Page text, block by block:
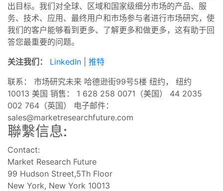
出目标。我们对全球、区域和国家级细分市场的产品、服
务、技术、应用、最终用户和市场参与者进行市场研究，使
我们的客户能够看到更多、了解更多和做更多，这有助于回
答您最重要的问题。
关注我们：
LinkedIn
推特
联系： 市场研究未来 哈德逊街99号5楼 纽约， 纽约
10013 美国 销售： 1 628 258 0071（美国） 44 2035
002 764（英国） 电子邮件：
sales@marketresearchfuture.com
聯繫信息:
Contact:
Market Research Future
99 Hudson Street,5Th Floor
New York, New York 10013